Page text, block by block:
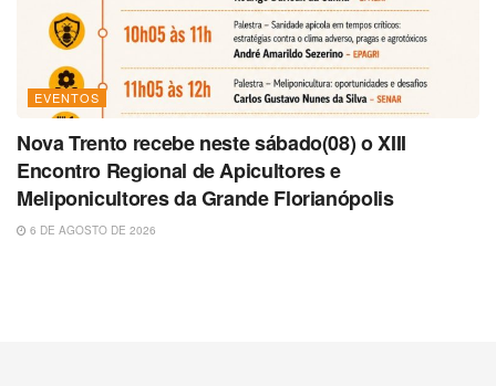
EVENTOS
Nova Trento recebe neste sábado(08) o XIII
Encontro Regional de Apicultores e
Meliponicultores da Grande Florianópolis
6 DE AGOSTO DE 2026